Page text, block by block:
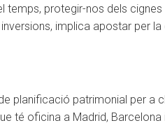
protegir-nos dels cignes
implica apostar per
planificació patrimonial per a
té oficina a Madrid, Barcelona